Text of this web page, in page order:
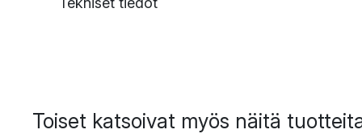
Toiset katsoivat myös näitä